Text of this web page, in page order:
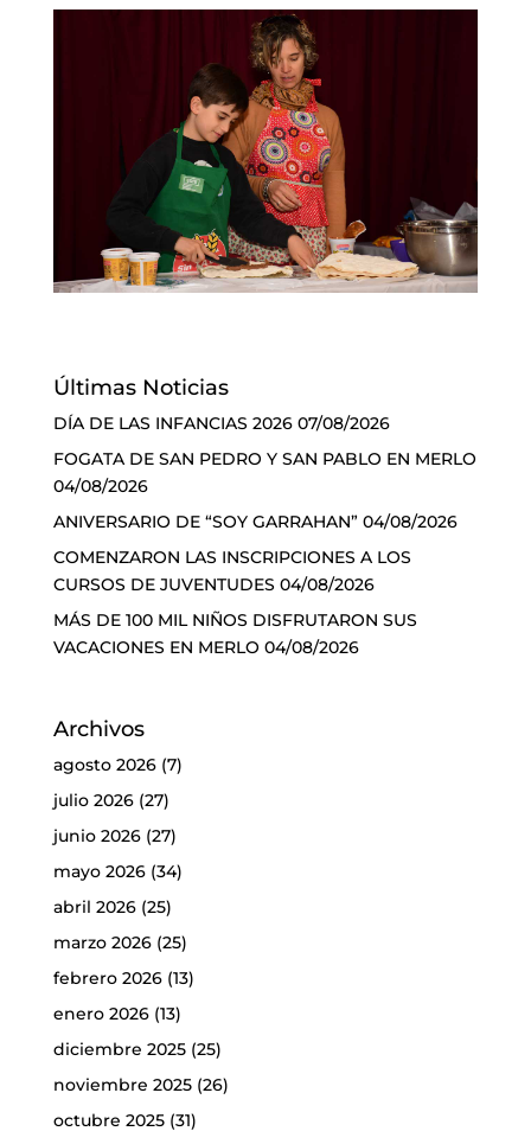
Últimas Noticias
DÍA DE LAS INFANCIAS 2026 07/08/2026
FOGATA DE SAN PEDRO Y SAN PABLO EN MERLO
04/08/2026
ANIVERSARIO DE “SOY GARRAHAN” 04/08/2026
COMENZARON LAS INSCRIPCIONES A LOS
CURSOS DE JUVENTUDES 04/08/2026
MÁS DE 100 MIL NIÑOS DISFRUTARON SUS
VACACIONES EN MERLO 04/08/2026
Archivos
agosto 2026(7)
julio 2026(27)
junio 2026(27)
mayo 2026(34)
abril 2026(25)
marzo 2026(25)
febrero 2026(13)
enero 2026(13)
diciembre 2025(25)
noviembre 2025(26)
octubre 2025(31)